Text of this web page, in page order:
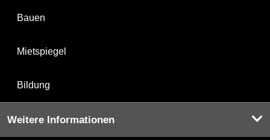
Bauen
Mietspiegel
Bildung
Weitere Informationen